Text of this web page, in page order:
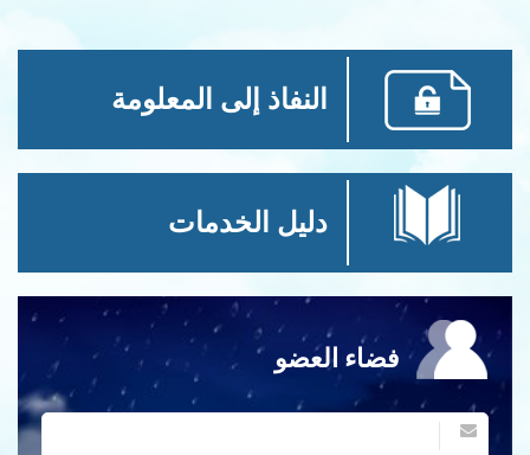
النفاذ إلى المعلومة
دليل الخدمات
فضاء العضو